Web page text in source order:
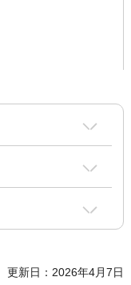
更新日：2026年4月7日